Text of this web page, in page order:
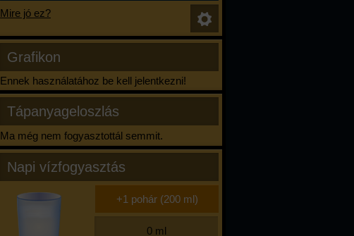
Mire jó ez?
Grafikon
Ennek használatához be kell jelentkezni!
Tápanyageloszlás
Ma még nem fogyasztottál semmit.
Napi vízfogyasztás